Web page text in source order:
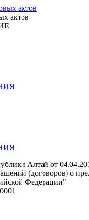
актов
Алтай от
(договоров) о
Федерации"